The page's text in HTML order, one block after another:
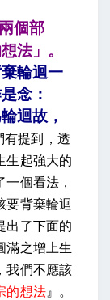
個部
法」。
輪迴一
念：
迴故，
有提到，透
生起強大的
個看法，
要背棄輪迴
出了下面的
滿之增上生
我們不應該
的想法 』。